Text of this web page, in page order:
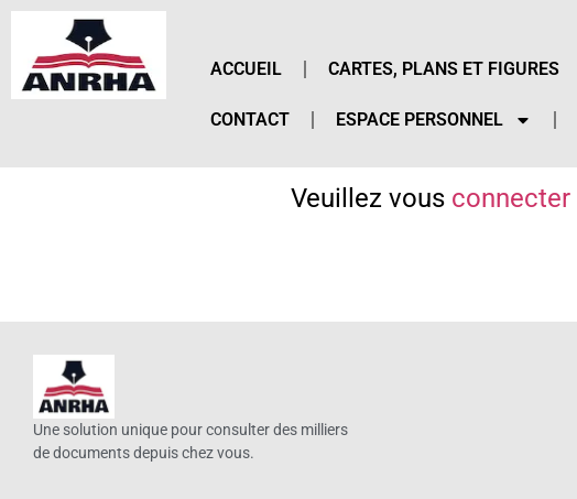
ACCUEIL CARTES, PLANS ET FIGURES
CONTACT ESPACE PERSONNEL
Veuillez vous connecter
Une solution unique pour consulter des milliers
de documents depuis chez vous.